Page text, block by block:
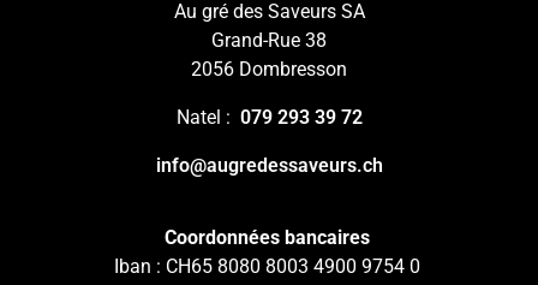
Au gré des Saveurs SA
Grand-Rue 38
2056 Dombresson
Natel : 079 293 39 72
info@augredessaveurs.ch
Coordonnées bancaires
Iban : CH65 8080 8003 4900 9754 0